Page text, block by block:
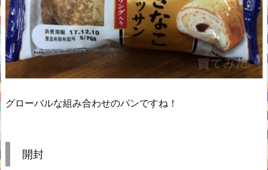
グローバルな組み合わせのパンですね！
開封